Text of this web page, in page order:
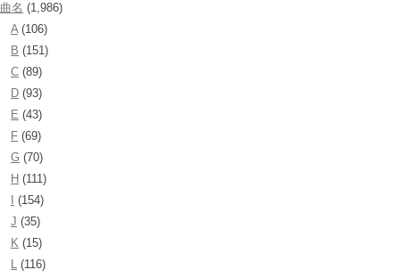
曲名 (1,986)
A(106)
B (151)
C (89)
D (93)
E (43)
F (69)
G (70)
H (111)
(154)
J (35)
K (15)
L (116)